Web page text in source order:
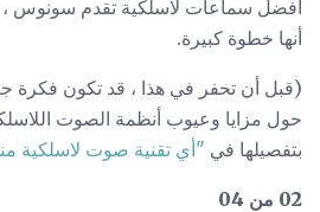
أنها خطوة كبيرة.
(قبل أن تحفر في هذا ، قد تكون فكرة
حول مزايا وعيوب أنظمة الصوت
بتفصيلها في "أي تقنية صوت لاسلكية
02 من 04